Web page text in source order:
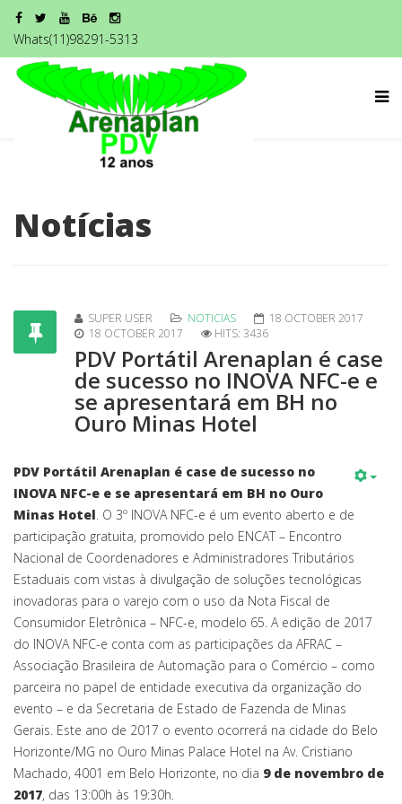
Whats(11)98291-5313
Notícias
SUPER USER NOTICIAS
18 OCTOBER 2017
18 OCTOBER 2017
HITS: 3436
PDV Portátil Arenaplan é case
de sucesso no INOVA NFC-e e
se apresentará em BH no
Ouro Minas Hotel
PDV Portátil Arenaplan é case de sucesso no
INOVA NFC-e e se apresentará em BH no Ouro
Minas Hotel. O 3º INOVA NFC-e é um evento aberto e de
participação gratuita, promovido pelo ENCAT – Encontro
Nacional de Coordenadores e Administradores Tributários
Estaduais com vistas à divulgação de soluções tecnológicas
inovadoras para o varejo com o uso da Nota Fiscal de
Consumidor Eletrônica – NFC-e, modelo 65. A edição de 2017
do INOVA NFC-e conta com as participações da AFRAC –
Associação Brasileira de Automação para o Comércio – como
parceira no papel de entidade executiva da organização do
evento – e da Secretaria de Estado de Fazenda de Minas
Gerais. Este ano de 2017 o evento ocorrerá na cidade do Belo
Horizonte/MG no Ouro Minas Palace Hotel na Av. Cristiano
Machado, 4001 em Belo Horizonte, no dia 9 de novembro de
2017, das 13:00h às 19:30h.